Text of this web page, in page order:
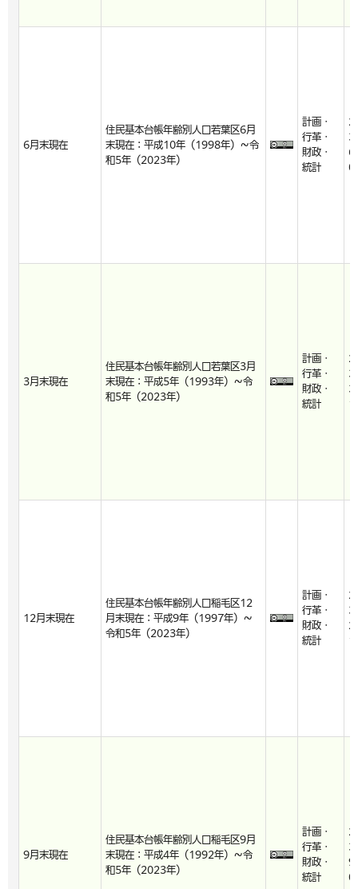
6月末現在
住民基本台帳年齢別人口若葉区6月
末現在：平成10年（1998年）～令
和5年（2023年）
計画・
行革・
財政・
統計
0
3月末現在
住民基本台帳年齢別人口若葉区3月
末現在：平成5年（1993年）～令
和5年（2023年）
計画・
行革・
財政・
統計
1
12月末現在
住民基本台帳年齢別人口稲毛区12
月末現在：平成9年（1997年）～
令和5年（2023年）
計画・
行革・
財政・
統計
1
9月末現在
住民基本台帳年齢別人口稲毛区9月
末現在：平成4年（1992年）～令
和5年（2023年）
計画・
行革・
財政・
統計
0